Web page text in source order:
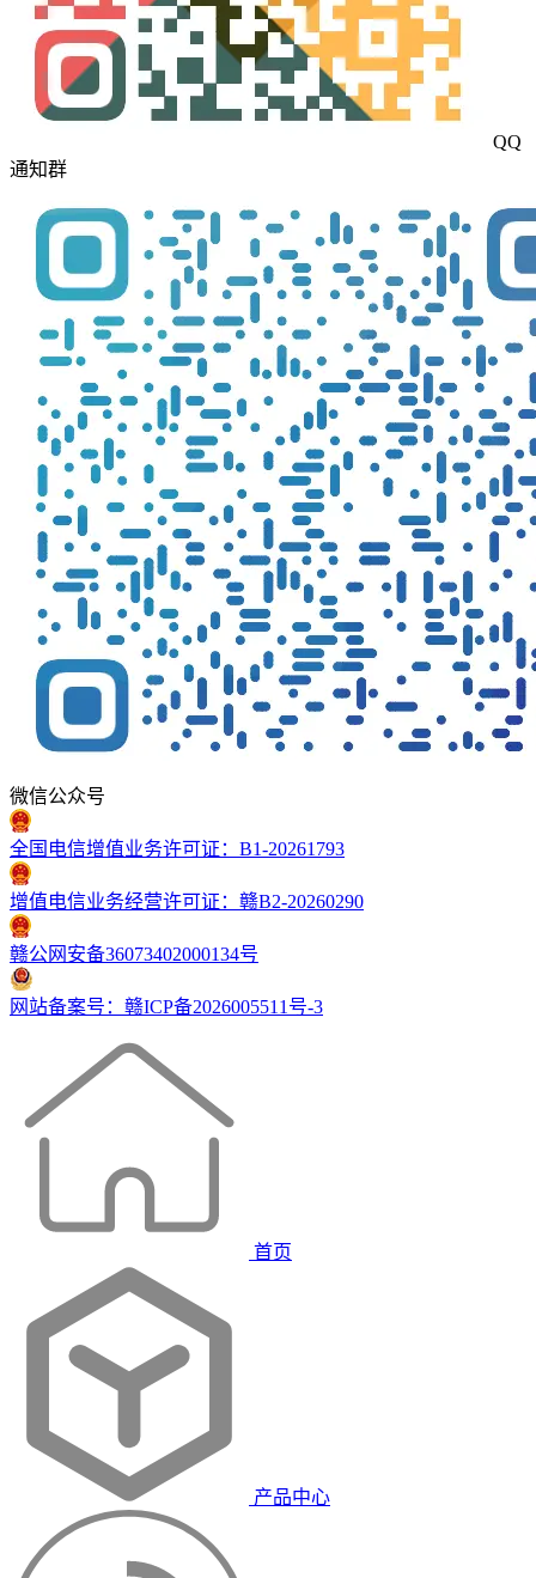
QQ
通知群
微信公众号
全国电信增值业务许可证：B1-20261793
增值电信业务经营许可证：赣B2-20260290
赣公网安备36073402000134号
网站备案号：赣ICP备2026005511号-3
首页
产品中心